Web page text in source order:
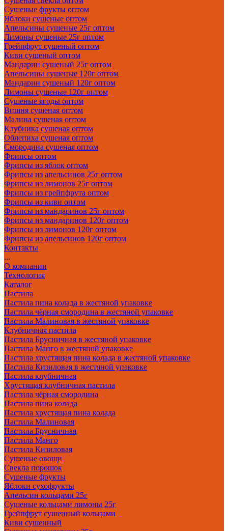
Сушеные фрукты оптом
Яблоки сушеные оптом
Апельсины сушеные 25г оптом
Лимоны сушеные 25г оптом
Грейпфрут сушеный оптом
Киви сушеный оптом
Мандарин сушеный 25г оптом
Апельсины сушеные 120г оптом
Мандарин сушеный 120г оптом
Лимоны сушеные 120г оптом
Сушеные ягоды оптом
Вишня сушеная оптом
Малина сушеная оптом
Клубника сушеная оптом
Облепиха сушеная оптом
Смородина сушеная оптом
Фрипсы оптом
Фрипсы из яблок оптом
Фрипсы из апельсинов 25г оптом
Фрипсы из лимонов 25г оптом
Фрипсы из грейпфрута оптом
Фрипсы из киви оптом
Фрипсы из мандаринов 25г оптом
Фрипсы из мандаринов 120г оптом
Фрипсы из лимонов 120г оптом
Фрипсы из апельсинов 120г оптом
Контакты
...
О компании
Технология
Каталог
Пастила
Пастила пина колада в жестяной упаковке
Пастила чёрная смородина в жестяной упаковке
Пастила Малиновая в жестяной упаковке
Клубничная пастила
Пастила Брусничная в жестяной упаковке
Пастила Манго в жестяной упаковке
Пастила хрустящая пина колада в жестяной упаковке
Пастила Кизиловая в жестяной упаковке
Пастила клубничная
Хрустящая клубничная пастила
Пастила чёрная смородина
Пастила пина колада
Пастила хрустящая пина колада
Пастила Малиновая
Пастила Брусничная
Пастила Манго
Пастила Кизиловая
Сушеные овощи
Свекла порошок
Сушеные фрукты
Яблоки сухофрукты
Апельсин кольцами 25г
Сушеные кольцами лимоны 25г
Грейпфрут сушенный кольцами
Киви сушенный